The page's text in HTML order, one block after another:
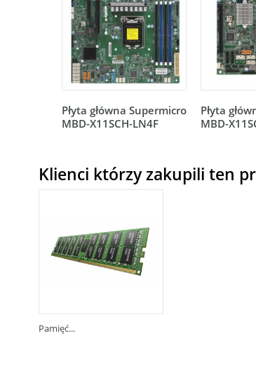
Płyta główna Supermicro
MBD-X11SCH-LN4F
Płyta
MBD-
Klienci którzy zakupili ten
Pamięć...